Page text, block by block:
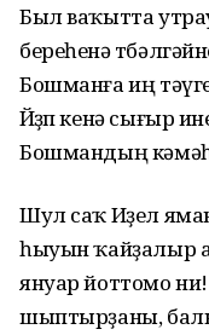
Был ваҡытта
береһенә
Бошманға иң
Йөҙөп кенә сығыр
Бошмандың
Шул саҡ Иҙел
һыуын ҡайҙалыр
януар йоттомо
шыптырҙаны,